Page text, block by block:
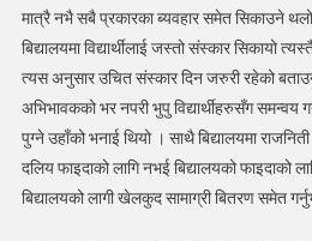
मात्रै नभै सबै प्रकारका ब्यवहार समेत सिकाउने
बिद्यालयमा विद्यार्थीलाई जस्तो संस्कार सिकायो
त्यस अनुसार उचित संस्कार दिन जरुरी रहेको
अभिभावकको भर नपरी भुपु विद्यार्थीहरुसँग समन्वय
पुग्ने उहाँको भनाई थियो । साथै बिद्यालयमा
दलिय फाइदाको लागि नभई बिद्यालयको फाइदाको
बिद्यालयको लागी खेलकुद सामाग्री बितरण समेत